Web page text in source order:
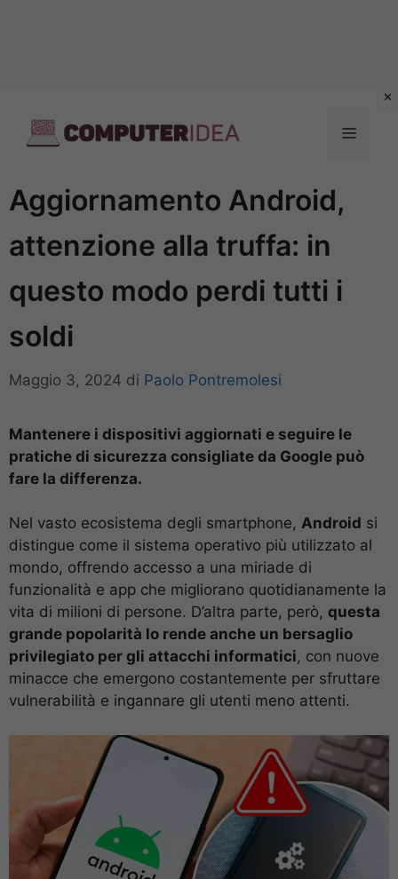
contenuto
Menu
Aggiornamento Android,
attenzione alla truffa: in
questo modo perdi tutti i
soldi
Maggio 3, 2024 di Paolo Pontremolesi
Mantenere i dispositivi aggiornati e seguire le
pratiche di sicurezza consigliate da Google può
fare la differenza.
Nel vasto ecosistema degli smartphone, Android si
distingue come il sistema operativo più utilizzato al
mondo, offrendo accesso a una miriade di
funzionalità e app che migliorano quotidianamente la
vita di milioni di persone. D’altra parte, però, questa
grande popolarità lo rende anche un bersaglio
privilegiato per gli attacchi informatici, con nuove
minacce che emergono costantemente per sfruttare
vulnerabilità e ingannare gli utenti meno attenti.